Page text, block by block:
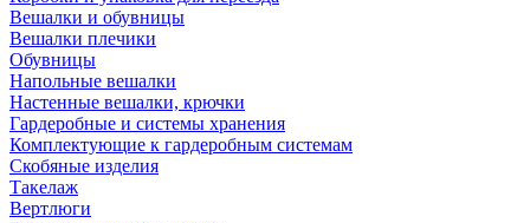
Вешалки и обувницы
Вешалки плечики
Обувницы
Напольные вешалки
Настенные вешалки, крючки
Гардеробные и системы хранения
Комплектующие к гардеробным системам
Скобяные изделия
Такелаж
Вертлюги